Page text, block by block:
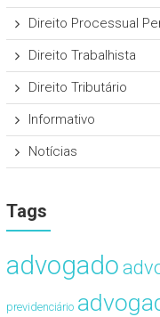
Direito Processual
Direito Trabalhista
Direito Tributário
Informativo
Notícias
Tags
advogado
previdenciário